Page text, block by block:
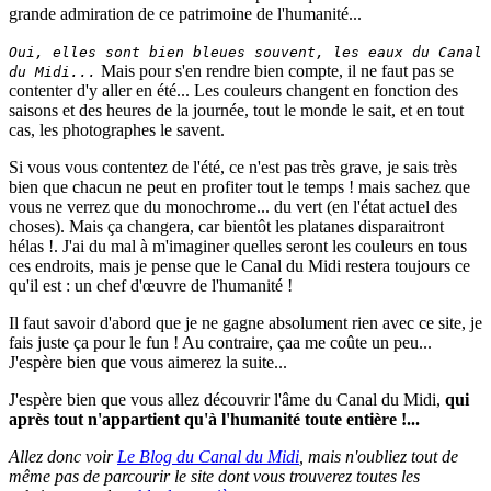
grande admiration de ce patrimoine de l'humanité...
Oui, elles sont bien bleues souvent, les eaux du Canal
du Midi... Mais pour s'en rendre bien compte, il ne faut pas se
contenter d'y aller en été... Les couleurs changent en fonction des
saisons et des heures de la journée, tout le monde le sait, et en tout
cas, les photographes le savent.
Si vous vous contentez de l'été, ce n'est pas très grave, je sais très
bien que chacun ne peut en profiter tout le temps ! mais sachez que
vous ne verrez que du monochrome... du vert (en l'état actuel des
choses). Mais ça changera, car bientôt les platanes disparaitront
hélas !. J'ai du mal à m'imaginer quelles seront les couleurs en tous
ces endroits, mais je pense que le Canal du Midi restera toujours ce
qu'il est : un chef d'œuvre de l'humanité !
Il faut savoir d'abord que je ne gagne absolument rien avec ce site, je
fais juste ça pour le fun ! Au contraire, çaa me coûte un peu...
J'espère bien que vous aimerez la suite...
J'espère bien que vous allez découvrir l'âme du Canal du Midi, qui
après tout n'appartient qu'à l'humanité toute entière !...
Allez donc voir Le Blog du Canal du Midi , mais n'oubliez tout de
même pas de parcourir le site dont vous trouverez toutes les